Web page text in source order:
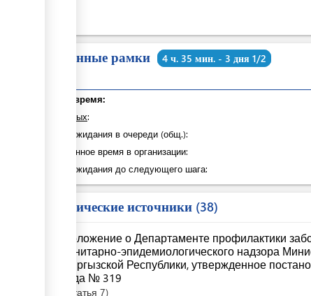
Временные рамки 4 ч. 35 мин. - 3 дня 1/2
Общее время:
из которых:
Время ожидания в очереди (общ.):
Затраченное время в организации:
Время ожидания до следующего шага:
Юридические источники 38
Положение о Департаменте профилактики
санитарно-эпидемиологического надзора
Кыргызской Республики, утвержденное
года № 319
Статья 7